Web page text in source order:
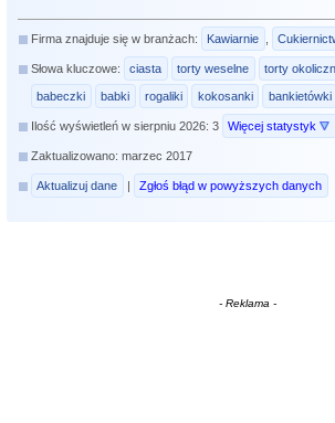
Firma znajduje się w branżach: Kawiarnie
Słowa kluczowe: ciasta torty weselne torty
babeczki babki rogaliki kokosanki bankietówki
Ilość wyświetleń w sierpniu 2026: 3 Więcej statystyk
Zaktualizowano: marzec 2017
Aktualizuj dane | Zgłoś błąd w powyższych danych
- Reklama -